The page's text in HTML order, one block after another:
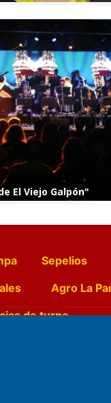
El Viejo Galpón"
Sepelios
Agro La
de turno